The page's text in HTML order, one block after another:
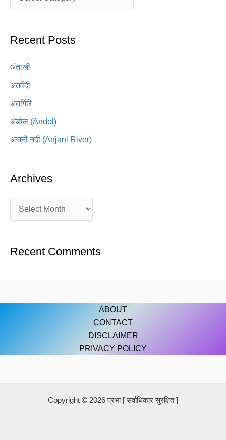
Recent Posts
अंताखी
अंतर्वेदी
अंतर्गिरि
अंडोल (Andol)
अंजनी नदी (Anjani River)
Archives
Recent Comments
ABOUT
CONTACT
DISCLAIMER
PRIVACY POLICY
Copyright © 2026 प्रभा [ सर्वाधिकार सुरक्षित ]